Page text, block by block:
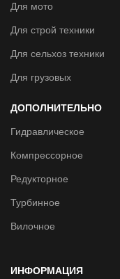
Для мото
Для строй техники
Для сельхоз техники
Для грузовых
ДОПОЛНИТЕЛЬНО
Гидравлическое
Компрессорное
Редукторное
Турбинное
Вилочное
ИНФОРМАЦИЯ